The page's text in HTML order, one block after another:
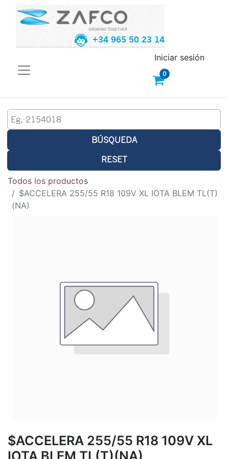
+34 965 50 23 14
0
Iniciar sesión
BÚSQUEDA
RESET
Todos los productos
$ACCELERA 255/55 R18 109V XL IOTA BLEM TL(T)
(NA)
$ACCELERA 255/55 R18 109V XL
IOTA BLEM TL(T)(NA)